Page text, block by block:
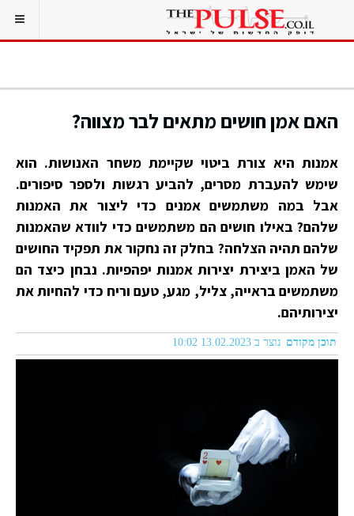
האם אמן חושים מתאים לבר מצווה?
אמנות היא צורת ביטוי שקיימת משחר האנושות. הוא
שימש להעברת מסרים, להביע רגשות ולספר סיפורים.
אבל במה משתמשים אמנים כדי ליצור את האמנות
שלהם? באילו חושים הם משתמשים כדי לוודא שהאמנות
שלהם תהיה הצלחה? בחלק זה נחקור את תפקיד החושים
של האמן ביצירת יצירות אמנות יפהפיות. נבחן כיצד הם
משתמשים בראייה, צליל, מגע, טעם וריח כדי להחיות את
יצירותיהם.
תוכן מקודם נוצר ב 13.02.2023 10:02